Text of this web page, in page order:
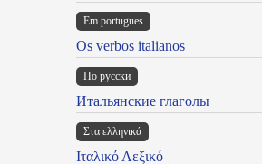
Em portugues
Os verbos italianos
По русски
Итальянские глаголы
Στα ελληνικά
Ιταλικό Λεξικό